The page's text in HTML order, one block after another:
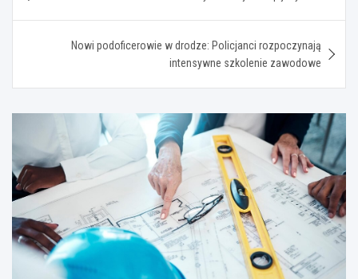
wpisu
Nowi podoficerowie w drodze: Policjanci rozpoczynają
intensywne szkolenie zawodowe